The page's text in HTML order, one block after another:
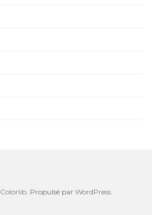
Colorlib. Propulsé par WordPress